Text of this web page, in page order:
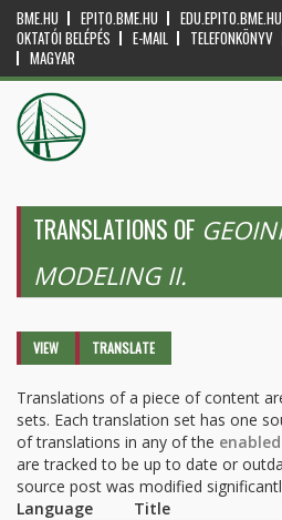
BME.HU EPITO.BME.HU EDU.EPITO.BME.HU
OKTATÓI BELÉPÉS
E-MAIL TELEFONKÖNYV
MAGYAR
TRANSLATIONS OF
MODELING II.
Primary tabs
VIEW TRANSLATE
Translations of a piece of content
sets. Each translation set has one
of translations in any of the
are tracked to be up to date or
source post was modified
Language
Title